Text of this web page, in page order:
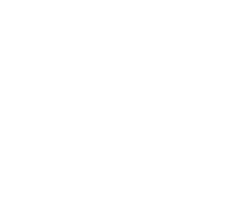
きます。本日もまだ空き
*.。・。 。。・*.。・
レッチ』を取り入れたリ
平の森店〈アクセス〉
*.。・。。・*.。・
ょうか？リラクの夏の風
イナス5℃のパチパチの
きます。本日もまだ空き
(^^♪良い1日をお過ごし